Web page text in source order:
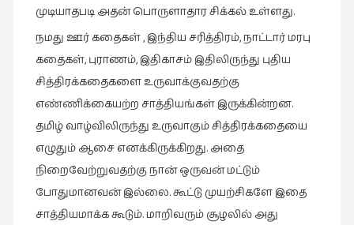
முடியாதபடி அதன் பொருளாதார சிக்கல் உள்ளது.
நமது ஊர் கதைகள் , இந்திய சரித்திரம், நாட்டார் மரபு
கதைகள், புராணம், இதிகாசம் இதிலிருந்து புதிய
சித்திரக்கதைகளை உருவாக்குவதற்கு
எண்ணிக்கையற்ற சாத்தியங்கள் இருக்கின்றன.
தமிழ் வாழ்விலிருந்து உருவாகும் சித்திரக்கதையை
எழுதும் ஆசை எனக்கிருக்கிறது. அதை
நிறைவேற்றுவதற்கு நான் ஒருவன் மட்டும்
போதுமானவன் இல்லை. கூட்டு முயற்சிகளே இதை
சாத்தியமாக்க கூடும். மாறிவரும் சூழலில் அது